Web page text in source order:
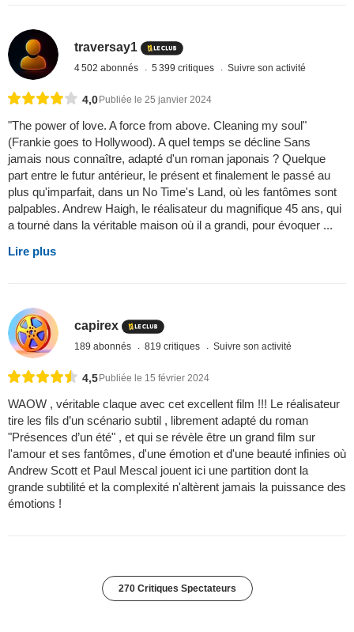
traversay1
4 502 abonnés 5 399 critiques Suivre son activité
4,0 Publiée le 25 janvier 2024
"The power of love. A force from above. Cleaning my soul"
(Frankie goes to Hollywood). A quel temps se décline Sans
jamais nous connaître, adapté d'un roman japonais ? Quelque
part entre le futur antérieur, le présent et finalement le passé au
plus qu'imparfait, dans un No Time's Land, où les fantômes sont
palpables. Andrew Haigh, le réalisateur du magnifique 45 ans, qui
a tourné dans la véritable maison où il a grandi, pour évoquer ...
Lire plus
capirex
189 abonnés 819 critiques Suivre son activité
4,5 Publiée le 15 février 2024
WAOW , véritable claque avec cet excellent film !!! Le réalisateur
tire les fils d’un scénario subtil , librement adapté du roman
"Présences d’un été" , et qui se révèle être un grand film sur
l'amour et ses fantômes, d'une émotion et d'une beauté infinies où
Andrew Scott et Paul Mescal jouent ici une partition dont la
grande subtilité et la complexité n'altèrent jamais la puissance des
émotions !
270 Critiques Spectateurs